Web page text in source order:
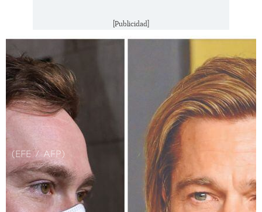
[Publicidad]
(EFE / AFP)